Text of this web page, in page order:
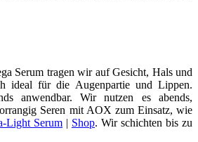
Serum tragen wir auf Gesicht, Hals und
ideal für die Augenpartie und Lippen.
anwendbar. Wir nutzen es abends,
Seren mit AOX zum Einsatz, wie
Light Serum | Shop. Wir schichten bis zu